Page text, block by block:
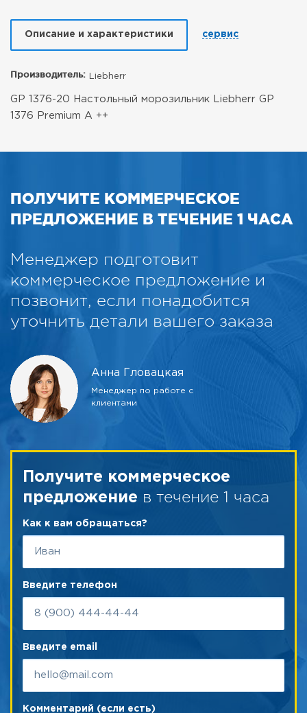
Описание и характеристики сервис
Производитель: Liebherr
GP 1376-20 Настольный морозильник Liebherr GP
1376 Premium A ++
ПОЛУЧИТЕ КОММЕРЧЕСКОЕ
ПРЕДЛОЖЕНИЕ В ТЕЧЕНИЕ 1 ЧАСА
Менеджер подготовит
коммерческое предложение и
позвонит, если понадобится
уточнить детали вашего заказа
Анна Гловацкая
Менеджер по работе с
клиентами
Получите коммерческое
предложение в течение 1 часа
Как к вам обращаться?
Введите телефон
Введите email
Комментарий (если есть)